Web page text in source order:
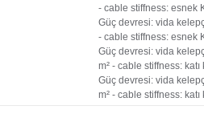
- cable stiffness: esnek
Güç devresi: vida
- cable stiffness: esnek
Güç devresi: vida
m² - cable stiffness:
Güç devresi: vida
m² - cable stiffness: